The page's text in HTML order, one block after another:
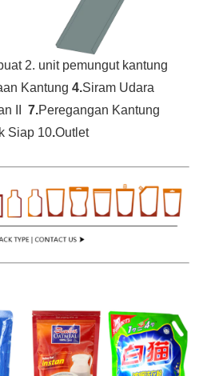
2. unit pemungut kantung
Kantung 4.Siram Udara
II 7.Peregangan Kantung
Siap 10.Outlet